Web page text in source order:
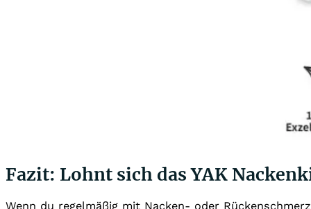
Fazit: Lohnt sich das YAK
Wenn du regelmäßig mit Nacken- oder